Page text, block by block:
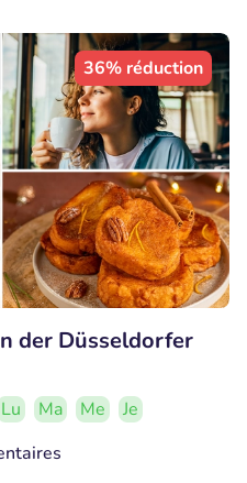
36% réduction
der Düsseldorfer
Lu Ma Me
Je